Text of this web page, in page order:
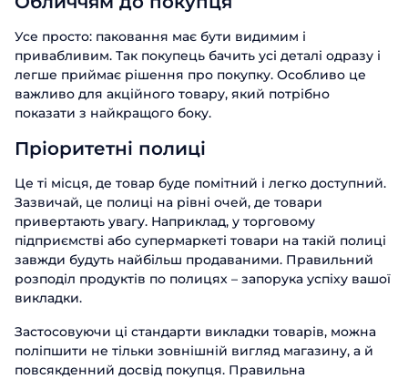
Усе просто: паковання має бути видимим і
привабливим. Так покупець бачить усі деталі одразу і
легше приймає рішення про покупку. Особливо це
важливо для акційного товару, який потрібно
показати з найкращого боку.
Пріоритетні полиці
Це ті місця, де товар буде помітний і легко доступний.
Зазвичай, це полиці на рівні очей, де товари
привертають увагу. Наприклад, у торговому
підприємстві або супермаркеті товари на такій полиці
завжди будуть найбільш продаваними. Правильний
розподіл продуктів по полицях – запорука успіху вашої
викладки.
Застосовуючи ці стандарти викладки товарів, можна
поліпшити не тільки зовнішній вигляд магазину, а й
повсякденний досвід покупця. Правильна
Email
Посада
Назва компанії
Відправити
найближчим часом. Гарного дня!
Відправити
нашими продуктами. Один з наших
співробітників зв'яжеться з вами
найближчим часом. Гарного дня!
нашими продуктами. Один з наших
співробітників зв'яжеться з вами
найближчим часом. Гарного дня!